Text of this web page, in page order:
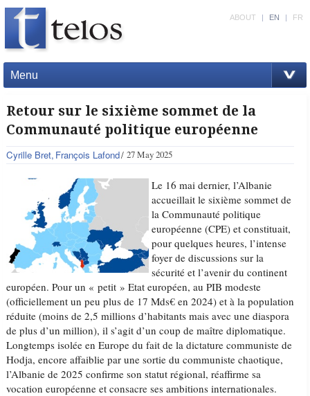
Menu
ABOUT | EN | FR
Retour sur le sixième sommet de la
Communauté politique européenne
Cyrille Bret François Lafond 27 May 2025
Le 16 mai dernier, l’Albanie
accueillait le sixième sommet de
la Communauté politique
européenne (CPE) et constituait,
pour quelques heures, l’intense
foyer de discussions sur la
sécurité et l’avenir du continent
européen. Pour un « petit » Etat européen, au PIB modeste
(officiellement un peu plus de 17 Mds€ en 2024) et à la population
réduite (moins de 2,5 millions d’habitants mais avec une diaspora
de plus d’un million), il s’agit d’un coup de maître diplomatique.
Longtemps isolée en Europe du fait de la dictature communiste de
Hodja, encore affaiblie par une sortie du communiste chaotique,
l’Albanie de 2025 confirme son statut régional, réaffirme sa
vocation européenne et consacre ses ambitions internationales.